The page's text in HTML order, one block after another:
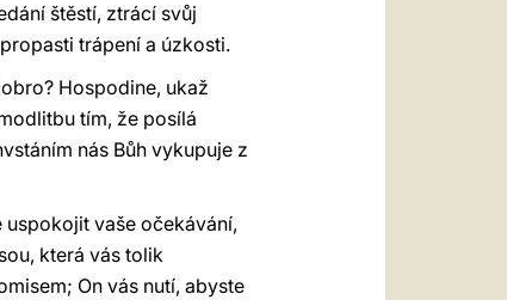
štěstí, ztrácí svůj
trápení a úzkosti.
Hospodine, ukaž
tím, že posílá
nás Bůh vykupuje z
uspokojit vaše očekávání,
která vás tolik
On vás nutí, abyste